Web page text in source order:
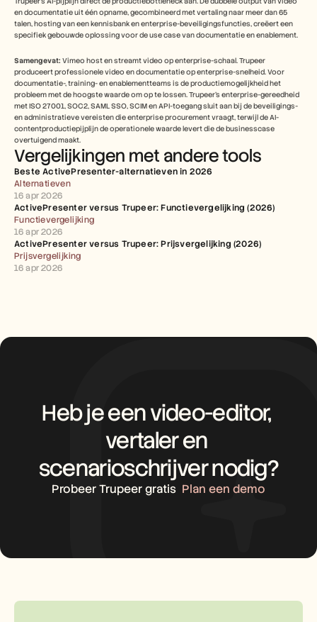
en documentatie uit één opname, gecombineerd met vertaling naar meer dan 65
talen, hosting van een kennisbank en enterprise-beveiligingsfuncties, creëert een
specifiek gebouwde oplossing voor de use case van documentatie en enablement.
Samengevat: Vimeo host en streamt video op enterprise-schaal. Trupeer
produceert professionele video en documentatie op enterprise-snelheid. Voor
documentatie-, training- en enablementteams is de productiemogelijkheid het
probleem met de hoogste waarde om op te lossen. Trupeer's enterprise-gereedheid
met ISO 27001, SOC2, SAML SSO, SCIM en API-toegang sluit aan bij de beveiligings-
en administratieve vereisten die enterprise procurement vraagt, terwijl de AI-
contentproductiepijplijn de operationele waarde levert die de businesscase
overtuigend maakt.
Vergelijkingen met andere tools
Beste ActivePresenter-alternatieven in 2026
Alternatieven
16 apr 2026
ActivePresenter versus Trupeer: Functievergelijking (2026)
Functievergelijking
16 apr 2026
ActivePresenter versus Trupeer: Prijsvergelijking (2026)
Prijsvergelijking
16 apr 2026
Heb je een video-editor,
vertaler en
scenarioschrijver nodig?
Probeer Trupeer gratis Plan een demo